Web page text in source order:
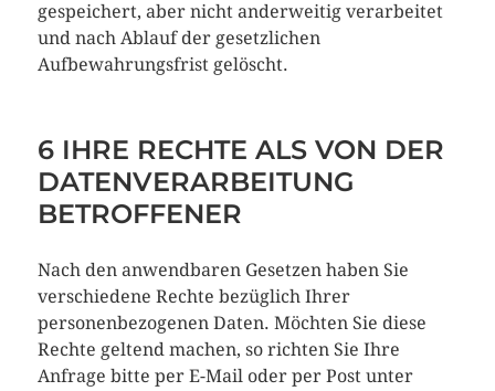
gespeichert, aber nicht anderweitig verarbeitet
und nach Ablauf der gesetzlichen
Aufbewahrungsfrist gelöscht.
6 IHRE RECHTE ALS VON DER
DATENVERARBEITUNG
BETROFFENER
Nach den anwendbaren Gesetzen haben Sie
verschiedene Rechte bezüglich Ihrer
personenbezogenen Daten. Möchten Sie diese
Rechte geltend machen, so richten Sie Ihre
Anfrage bitte per E-Mail oder per Post unter